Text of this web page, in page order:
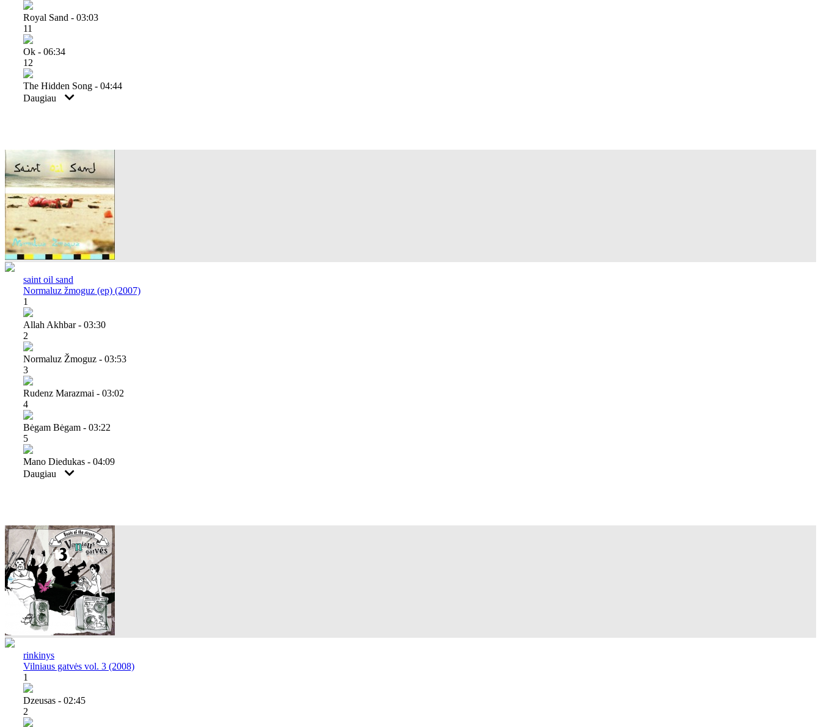
Royal Sand - 03:03
11
Ok - 06:34
12
The Hidden Song - 04:44
Daugiau
saint oil sand
Normaluz žmoguz (ep) (2007)
1
Allah Akhbar - 03:30
2
Normaluz Žmoguz - 03:53
3
Rudenz Marazmai - 03:02
4
Bėgam Bėgam - 03:22
5
Mano Diedukas - 04:09
Daugiau
rinkinys
Vilniaus gatvės vol. 3 (2008)
1
Dzeusas - 02:45
2